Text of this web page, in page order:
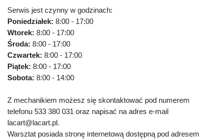
Serwis jest czynny w godzinach:
Poniedziałek: 8:00 - 17:00
Wtorek: 8:00 - 17:00
Środa: 8:00 - 17:00
Czwartek: 8:00 - 17:00
Piątek: 8:00 - 17:00
Sobota: 8:00 - 14:00
Z mechanikiem możesz się skontaktować pod numerem
telefonu 533 380 031 oraz napisać na adres e-mail
lacart@lacart.pl.
Warsztat posiada stronę internetową dostępną pod adresem